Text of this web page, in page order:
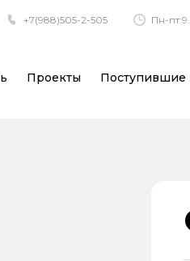
+7(988)505-2-505 Пн-
Проекты Поступившие